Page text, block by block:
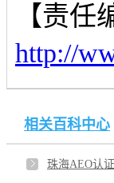
【责任
http://
相关百科中心